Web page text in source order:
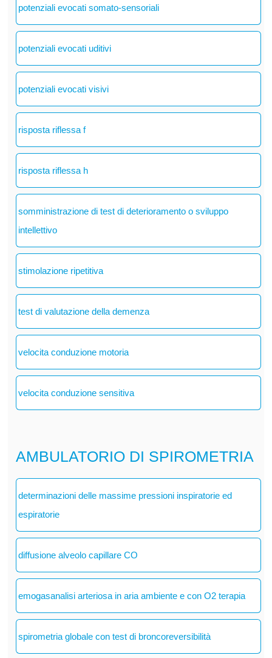
potenziali evocati somato-sensoriali
potenziali evocati uditivi
potenziali evocati visivi
risposta riflessa f
risposta riflessa h
somministrazione di test di deterioramento o sviluppo
intellettivo
stimolazione ripetitiva
test di valutazione della demenza
velocita conduzione motoria
velocita conduzione sensitiva
AMBULATORIO DI SPIROMETRIA
determinazioni delle massime pressioni inspiratorie ed
espiratorie
diffusione alveolo capillare CO
emogasanalisi arteriosa in aria ambiente e con O2 terapia
spirometria globale con test di broncoreversibilità